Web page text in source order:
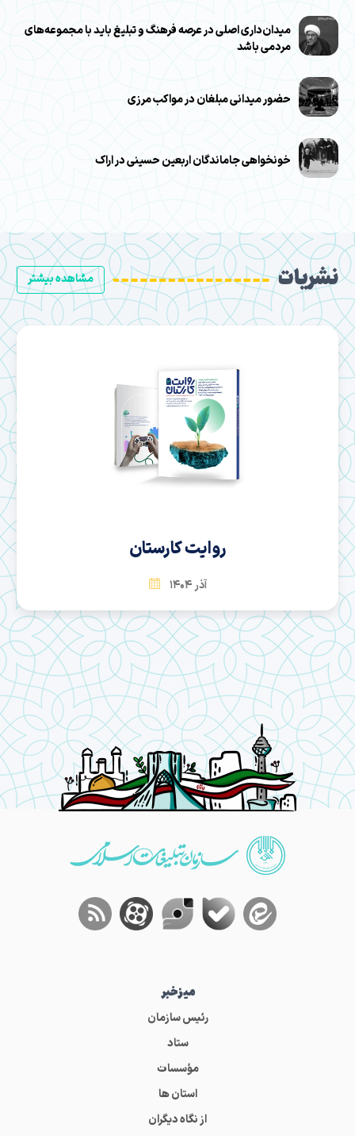
میدان‌داری اصلی در عرصه فرهنگ و تبلیغ باید با مجموعه‌های
مردمی باشد
حضور میدانی مبلغان در مواکب مرزی
خونخواهی جاماندگان اربعین حسینی در اراک
مشاهده بیشتر نشریات
روایت کارستان
آذر 1404
میز‌خبر
رئیس سازمان
ستاد
مؤسسات
استان ها
از نگاه دیگران